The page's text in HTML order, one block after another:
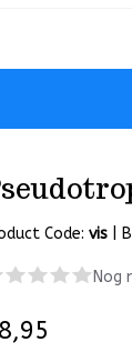
Code:vis
Nog